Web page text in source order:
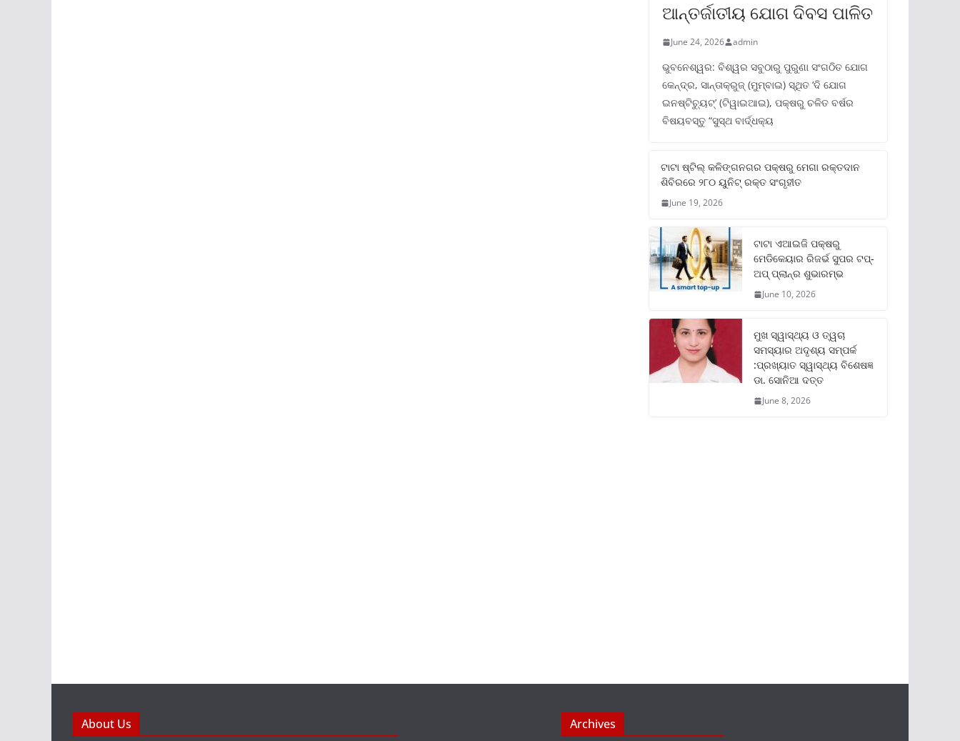
ଆନ୍ତର୍ଜାତୀୟ ଯୋଗ ଦିବସ ପାଳିତ
June 24, 2026 admin
ଭୁବନେଶ୍ୱର: ବିଶ୍ୱର ସବୁଠାରୁ ପୁରୁଣା ସଂଗଠିତ ଯୋଗ
କେନ୍ଦ୍ର, ସାନ୍ତାକ୍ରୁଜ୍ (ମୁମ୍ବାଇ) ସ୍ଥିତ ‘ଦି ଯୋଗ
ଇନଷ୍ଟିଚ୍ୟୁଟ୍‌’ (ଟିୱାଇଆଇ), ପକ୍ଷରୁ ଚଳିତ ବର୍ଷର
ବିଷୟବସ୍ତୁ “ସୁସ୍ଥ ବାର୍ଦ୍ଧକ୍ୟ
ଟାଟା ଷ୍ଟିଲ୍‌ କଳିଙ୍ଗନଗର ପକ୍ଷରୁ ମେଗା ରକ୍ତଦାନ
ଶିବିରରେ ୨୮୦ ୟୁନିଟ୍‌ ରକ୍ତ ସଂଗୃହୀତ
June 19, 2026
ଟାଟା ଏଆଇଜି ପକ୍ଷରୁ
ମେଡିକେୟାର ରିଜର୍ଭ ସୁପର ଟପ୍‌-
ଅପ୍ ପ୍ଲାନ୍‌ର ଶୁଭାରମ୍ଭ
June 10, 2026
ମୁଖ ସ୍ୱାସ୍ଥ୍ୟ ଓ ତ୍ୱଚା
ସମସ୍ୟାର ଅଦୃଶ୍ୟ ସମ୍ପର୍କ
:ପ୍ରଖ୍ୟାତ ସ୍ୱାସ୍ଥ୍ୟ ବିଶେଷଜ୍ଞ
ଡା. ସୋନିଆ ଦତ୍ତ
June 8, 2026
About Us Archives